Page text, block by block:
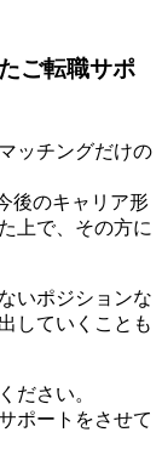
ご転職サポ
ッチングだけの
後のキャリア形
上で、その方に
いポジションな
していくことも
ださい。
ポートをさせて